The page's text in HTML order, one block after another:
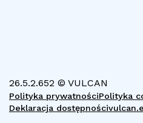
26.5.2.652 © VULCAN
Polityka prywatnościPolityka
Deklaracja dostępności